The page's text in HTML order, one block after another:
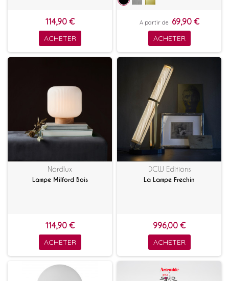
114,90 €
ACHETER
A partir de 69,90 €
ACHETER
Nordlux
Lampe Milford Bois
114,90 €
ACHETER
DCW Editions
La Lampe Frechin
996,00 €
ACHETER